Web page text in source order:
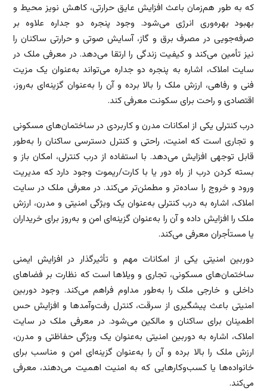
که به طور هم‌زمان باعث افزایش عایق حرارتی، کاهش نویز محیط و
بهبود بهره‌وری انرژی می‌شود. وجود پنجره دو جداره علاوه بر
صرفه‌جویی در مصرف برق و گاز، آسایش صوتی و حرارتی ساکنان را
نیز تأمین می‌کند و کیفیت زندگی را ارتقا می‌دهد. در معرفی ملک در
سایت املاک، اشاره به پنجره دو جداره می‌تواند به‌عنوان یک مزیت
فنی و رفاهی، ارزش ملک را بالا برده و آن را به‌عنوان گزینه‌ای به‌روز،
اقتصادی و راحت برای سکونت معرفی کند.
درب کنترلی یکی از امکانات مدرن و کاربردی در ساختمان‌های مسکونی
و تجاری است که امنیت، راحتی و کنترل دسترسی ساکنان را به‌طور
قابل توجهی افزایش می‌دهد. با استفاده از درب کنترلی، امکان باز و
بسته کردن درب از راه دور یا با کارت/ریموت وجود دارد که مدیریت
ورود و خروج را ساده‌تر و مطمئن‌تر می‌کند. در معرفی ملک در سایت
املاک، اشاره به درب کنترلی به‌عنوان یک ویژگی امنیتی و مدرن، ارزش
ملک را افزایش داده و آن را به‌عنوان گزینه‌ای امن و به‌روز برای خریداران
یا مستأجران معرفی می‌کند.
دوربین امنیتی یکی از امکانات مهم و تأثیرگذار در افزایش ایمنی
ساختمان‌های مسکونی، تجاری و ویلاها است که نظارت بر فضاهای
داخلی و خارجی ملک را به‌طور مداوم فراهم می‌کند. وجود دوربین
امنیتی باعث پیشگیری از سرقت، کنترل رفت‌وآمدها و افزایش حس
اطمینان برای ساکنان و مالکین می‌شود. در معرفی ملک در سایت
املاک، اشاره به دوربین امنیتی به‌عنوان یک ویژگی حفاظتی و مدرن،
ارزش ملک را بالا برده و آن را به‌عنوان گزینه‌ای امن و مناسب برای
خانواده‌ها یا کسب‌وکارهایی که به امنیت اهمیت می‌دهند، معرفی
می‌کند.